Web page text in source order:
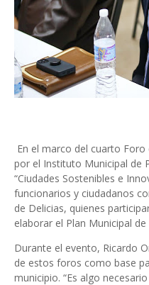
En el marco del cuarto
por el Instituto Municipal de
“Ciudades Sostenibles e
funcionarios y ciudadanos
de Delicias, quienes
elaborar el Plan Municipal
Durante el evento, Ricardo
de estos foros como base
municipio. “Es algo